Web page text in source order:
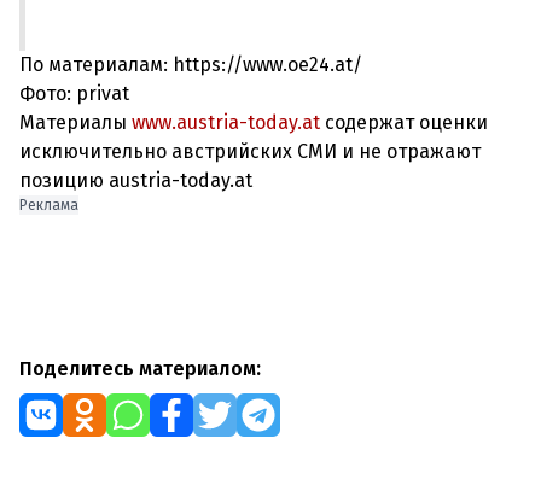
По материалам: https://www.oe24.at/
Фото: privat
Материалы www.austria-today.at содержат оценки
исключительно австрийских СМИ и не отражают
позицию austria-today.at
Реклама
Поделитесь материалом: